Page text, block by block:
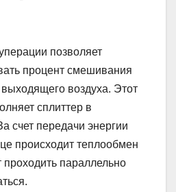
позволяет
процент смешивания
воздуха. Этот
сплиттер в
счет передачи энергии
происходит теплообмен
проходить параллельно